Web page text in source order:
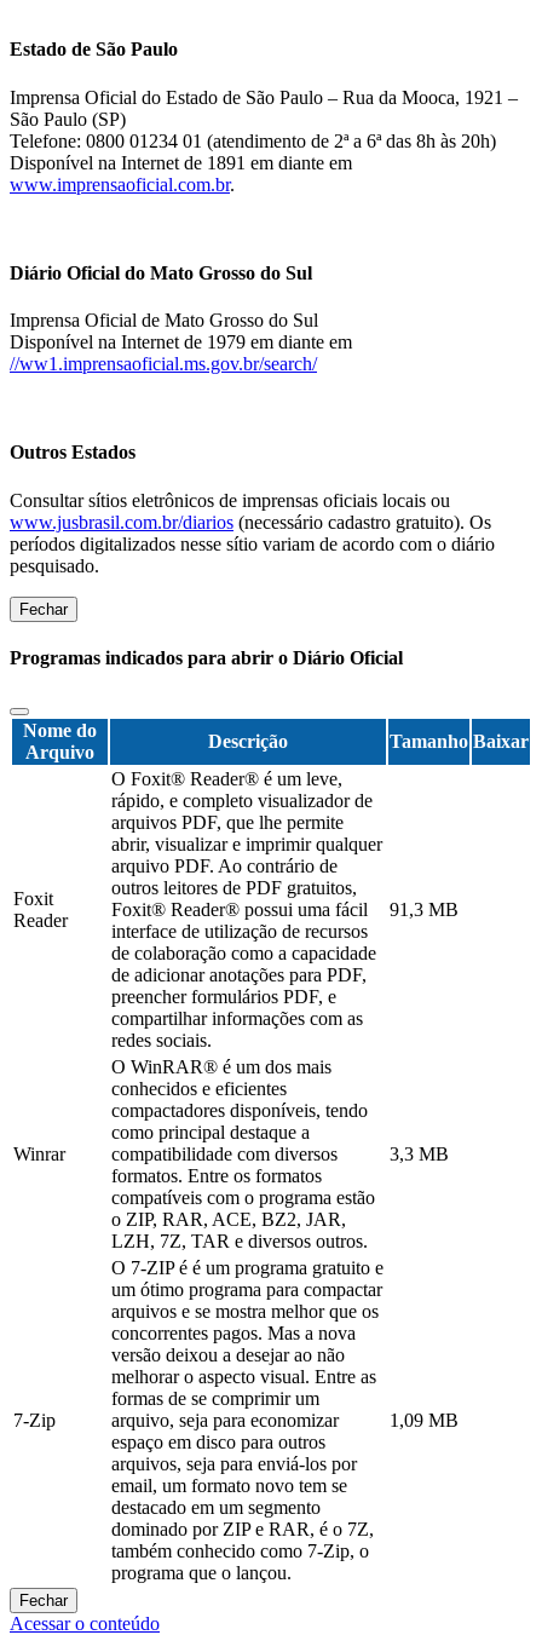
Estado de São Paulo
Imprensa Oficial do Estado de São Paulo – Rua da Mooca, 1921 –
São Paulo (SP)
Telefone: 0800 01234 01 (atendimento de 2ª a 6ª das 8h às 20h)
Disponível na Internet de 1891 em diante em
www.imprensaoficial.com.br.
Diário Oficial do Mato Grosso do Sul
Imprensa Oficial de Mato Grosso do Sul
Disponível na Internet de 1979 em diante em
//ww1.imprensaoficial.ms.gov.br/search/
Outros Estados
Consultar sítios eletrônicos de imprensas oficiais locais ou
www.jusbrasil.com.br/diarios (necessário cadastro gratuito). Os
períodos digitalizados nesse sítio variam de acordo com o diário
pesquisado.
Fechar
Programas indicados para abrir o Diário Oficial
Nome do
Arquivo
Descrição Tamanho Baixar
Foxit
Reader
O Foxit® Reader® é um leve,
rápido, e completo visualizador de
arquivos PDF, que lhe permite
abrir, visualizar e imprimir qualquer
arquivo PDF. Ao contrário de
outros leitores de PDF gratuitos,
Foxit® Reader® possui uma fácil
interface de utilização de recursos
de colaboração como a capacidade
de adicionar anotações para PDF,
preencher formulários PDF, e
compartilhar informações com as
redes sociais.
91,3 MB
Winrar
O WinRAR® é um dos mais
conhecidos e eficientes
compactadores disponíveis, tendo
como principal destaque a
compatibilidade com diversos
formatos. Entre os formatos
compatíveis com o programa estão
o ZIP, RAR, ACE, BZ2, JAR,
LZH, 7Z, TAR e diversos outros.
3,3 MB
7-Zip
O 7-ZIP é é um programa gratuito e
um ótimo programa para compactar
arquivos e se mostra melhor que os
concorrentes pagos. Mas a nova
versão deixou a desejar ao não
melhorar o aspecto visual. Entre as
formas de se comprimir um
arquivo, seja para economizar
espaço em disco para outros
arquivos, seja para enviá-los por
email, um formato novo tem se
destacado em um segmento
dominado por ZIP e RAR, é o 7Z,
também conhecido como 7-Zip, o
programa que o lançou.
1,09 MB
Fechar
Acessar o conteúdo